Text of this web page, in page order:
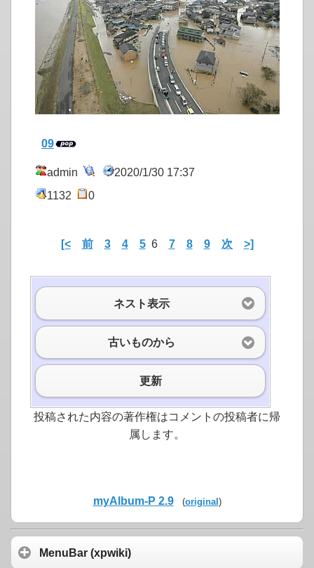
09
admin
2020/1/30 17:37
1132
0
[< 前 3 4 56 7 8 9 次 >]
ネスト表示
古いものから
更新
投稿された内容の著作権はコメントの投稿者に帰
属します。
myAlbum-P 2.9 (original )
MenuBar (xpwiki)